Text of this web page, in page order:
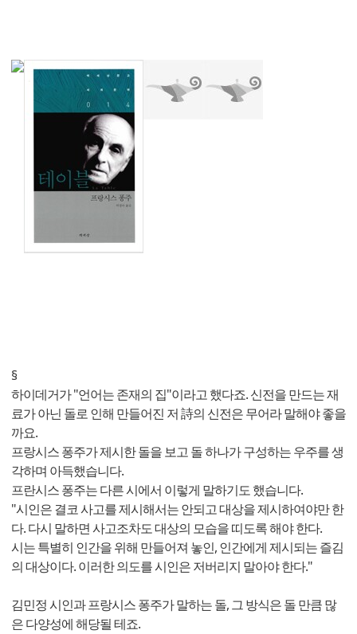
§
하이데거가 "언어는 존재의 집"이라고 했다죠. 신전을 만드는 재
료가 아닌 돌로 인해 만들어진 저 詩의 신전은 무어라 말해야 좋을
까요.
프랑시스 퐁주가 제시한 돌을 보고 돌 하나가 구성하는 우주를 생
각하며 아득했습니다.
프란시스 퐁주는 다른 시에서 이렇게 말하기도 했습니다.
"시인은 결코 사고를 제시해서는 안되고 대상을 제시하여야만 한
다. 다시 말하면 사고조차도 대상의 모습을 띠도록 해야 한다.
시는 특별히 인간을 위해 만들어져 놓인, 인간에게 제시되는 즐김
의 대상이다. 이러한 의도를 시인은 저버리지 말아야 한다."
김민정 시인과 프랑시스 퐁주가 말하는 돌, 그 방식은 돌 만큼 많
은 다양성에 해당될 테죠.